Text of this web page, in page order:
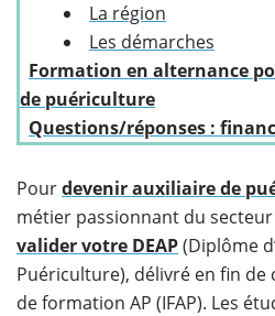
La région
Les démarches
Formation en alternance
de puériculture
Questions/réponses :
Pourdevenir auxiliaire de
métier passionnant du
valider votre DEAP(Diplôme
Puériculture), délivré en fin
de formation AP (IFAP). Les